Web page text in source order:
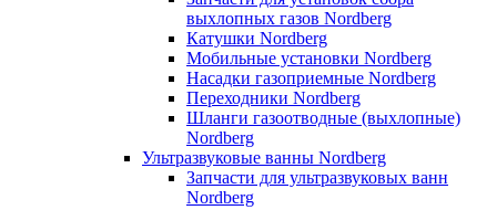
выхлопных газов Nordberg
Катушки Nordberg
Мобильные установки Nordberg
Насадки газоприемные Nordberg
Переходники Nordberg
Шланги газоотводные (выхлопные)
Nordberg
Ультразвуковые ванны Nordberg
Запчасти для ультразвуковых ванн
Nordberg